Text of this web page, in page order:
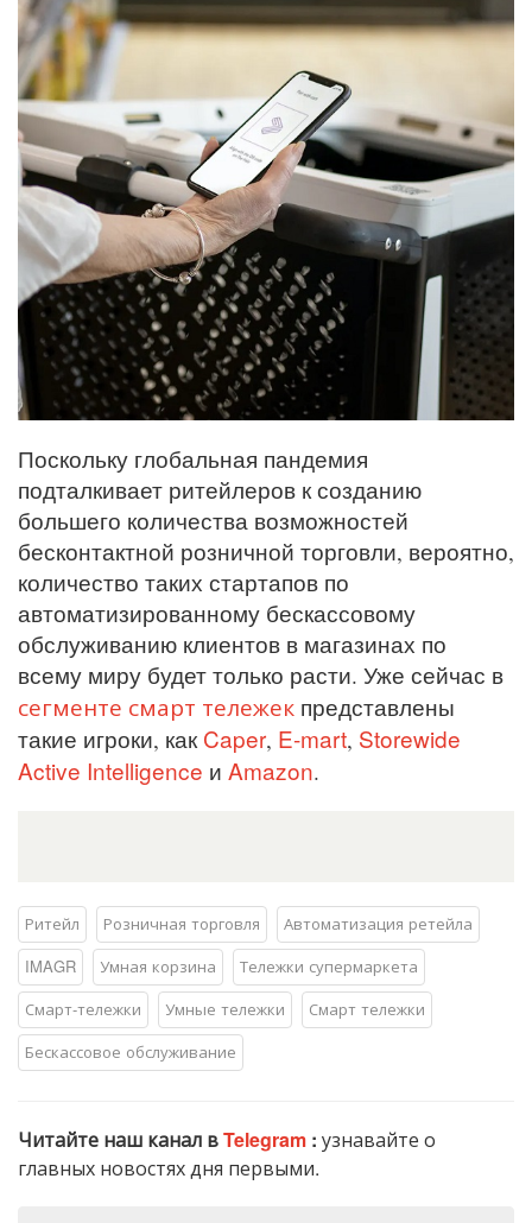
Поскольку глобальная пандемия
подталкивает ритейлеров к созданию
большего количества возможностей
бесконтактной розничной торговли, вероятно,
количество таких стартапов по
автоматизированному бескассовому
обслуживанию клиентов в магазинах по
всему миру будет только расти. Уже сейчас в
сегменте смарт тележек представлены
такие игроки, как Caper, E-mart, Storewide
Active Intelligence и Amazon.
Ритейл Розничная торговля
Автоматизация ретейла
IMAGR
Умная корзина
Тележки супермаркета
Смарт-тележки
Умные тележки
Смарт тележки
Бескассовое обслуживание
Читайте наш канал вTelegram : узнавайте о
главных новостях дня первыми.